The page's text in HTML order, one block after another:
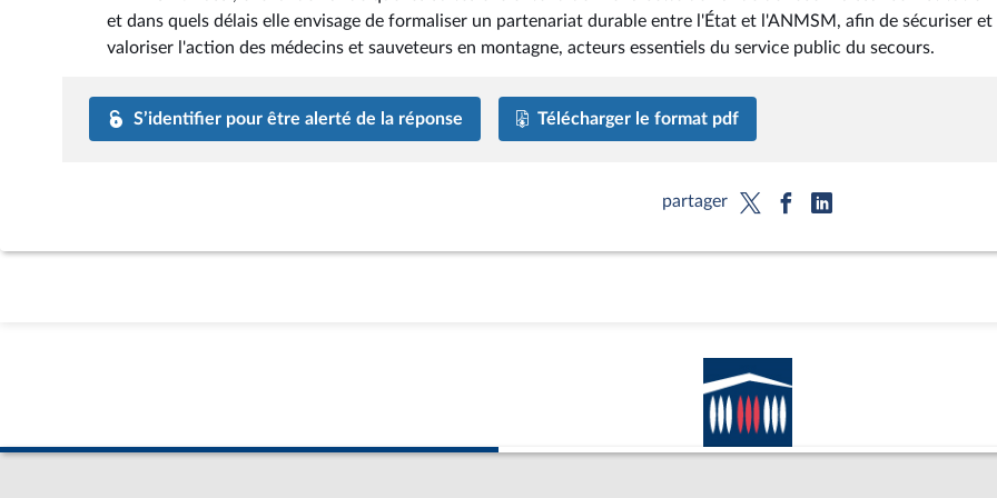
et dans quels délais elle envisage de formaliser un partenariat durable entre l'État et l'ANMSM, afin de sécuriser et
valoriser l'action des médecins et sauveteurs en montagne, acteurs essentiels du service public du secours.
S’identifier pour être alerté de la réponse Télécharger le format pdf
partager